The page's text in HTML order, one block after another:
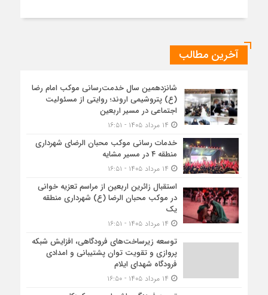
آخرین مطالب
شانزدهمین سال خدمت‌رسانی موکب امام رضا
(ع) پتروشیمی اروند؛ روایتی از مسئولیت
اجتماعی در مسیر اربعین
خدمات رسانی موکب محبان الرضای شهرداری
منطقه ۴ در مسیر مشایه
استقبال زائرین اربعین از مراسم تعزیه خوانی
در موکب محبان الرضا (ع) شهرداری منطقه
یک
توسعه زیرساخت‌های فرودگاهی، افزایش شبکه
پروازی و تقویت توان پشتیبانی و امدادی
فرودگاه شهدای ایلام